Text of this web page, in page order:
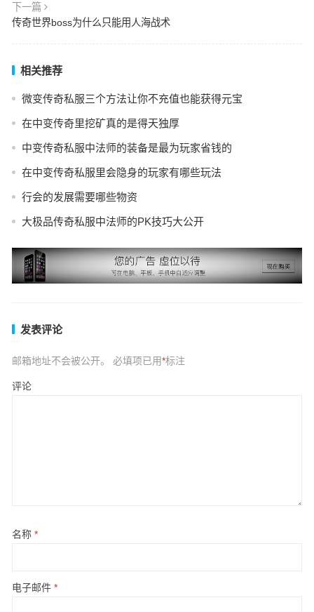
下一篇
传奇世界boss为什么只能用人海战术
相关推荐
微变传奇私服三个方法让你不充值也能获得元宝
在中变传奇里挖矿真的是得天独厚
中变传奇私服中法师的装备是最为玩家省钱的
在中变传奇私服里会隐身的玩家有哪些玩法
行会的发展需要哪些物资
大极品传奇私服中法师的PK技巧大公开
发表评论
邮箱地址不会被公开。 必填项已用*标注
评论
名称 *
电子邮件 *